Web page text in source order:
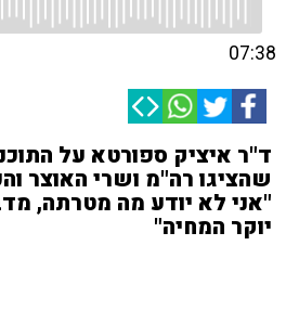
07:38
ד"ר איציק ספורטא על
שהציגו רה"מ ושרי האוצר
"אני לא יודע מה מטרתה,
יוקר המחיה"